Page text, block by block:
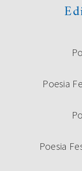
Poesia
Poesia